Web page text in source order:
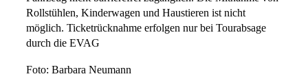
Rollstühlen, Kinderwagen und Haustieren ist nicht
möglich. Ticketrücknahme erfolgen nur bei Tourabsage
durch die EVAG
Foto: Barbara Neumann